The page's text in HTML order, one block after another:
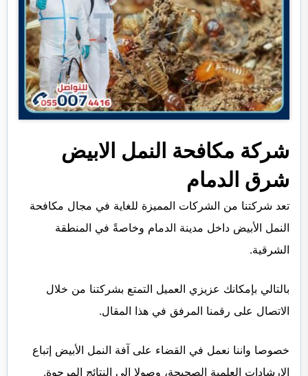
شركة مكافحة النمل الابيض
شرق الدمام
تعد شركتنا من الشركات المميزة للغاية في مجال مكافحة
النمل الأبيض داخل مدينة الدمام وخاصةً في المنطقة
الشرقية.
بالتالي بإمكانك عزيزي العميل التمتع بشركتنا من خلال
الاتصال على رقمنا المرفق في هذا المقال.
خصوصا واننا نعمل في القضاء على آفة النمل الأبيض إتباع
الإرشادات العلمية الصحيحة، وصولا الى النتائج المرجوة.